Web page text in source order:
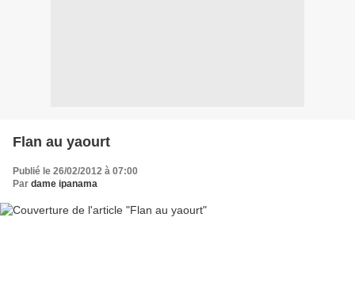
Flan au yaourt
Publié le 26/02/2012 à 07:00
Par dame ipanama